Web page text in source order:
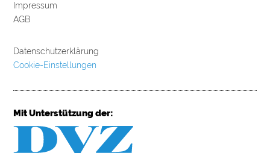
Impressum
AGB
Datenschutzerklärung
Cookie-Einstellungen
Mit Unterstützung der: